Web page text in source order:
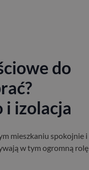
do
i izolacja
mieszkaniu spokojnie i
w tym ogromną rolę